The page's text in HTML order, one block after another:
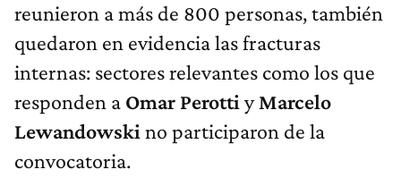
reunieron a más de 800 personas, también
quedaron en evidencia las fracturas
internas: sectores relevantes como los que
responden a Omar Perotti yMarcelo
Lewandowski no participaron de la
convocatoria.